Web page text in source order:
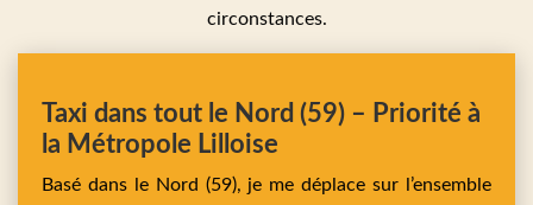
circonstances.
Taxi dans tout le Nord (59) – Priorité à
la Métropole Lilloise
Basé dans le Nord (59), je me déplace sur l’ensemble